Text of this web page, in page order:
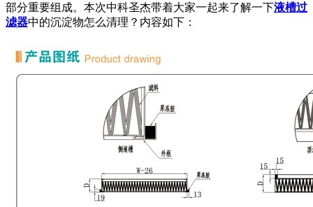
部分重要组成。本次中科圣杰带着大家一起来了解一下液槽过
滤器中的沉淀物怎么清理？内容如下：